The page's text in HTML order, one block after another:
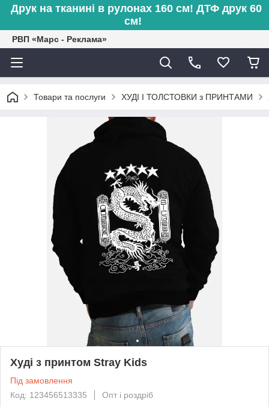
Друк на тканині в рулонах 160 см! ДТФ друк 60
см!
РВП «Марс - Реклама»
Товари та послуги ХУДІ І ТОЛСТОВКИ з ПРИНТАМИ
Худі з принтом Stray Kids
Під замовлення
Код: 123456513335
Опт і роздріб